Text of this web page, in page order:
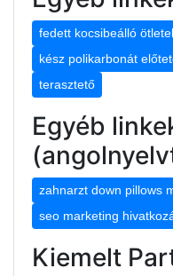
fedett kocsibeálló
kész polikarbonát
terasztető
Egyéb
zahnarzt down pillows
seo marketing
Kiemelt